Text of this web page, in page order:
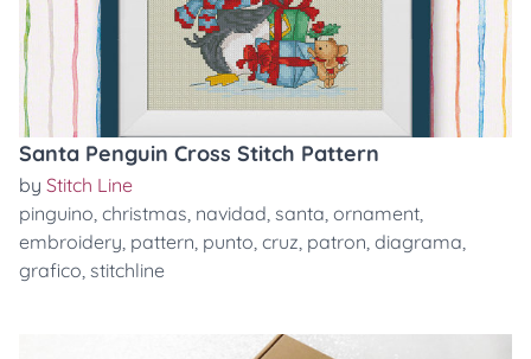
Santa Penguin Cross Stitch Pattern
by Stitch Line
pinguino, christmas, navidad, santa, ornament,
embroidery, pattern, punto, cruz, patron, diagrama,
grafico, stitchline